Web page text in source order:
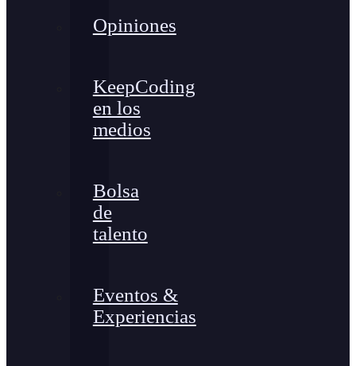
Opiniones
KeepCoding
en los
medios
Bolsa
de
talento
Eventos &
Experiencias